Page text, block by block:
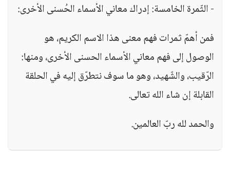
- الثّمرة الخامسة: إدراك معاني الأسماء الحُسنى الأخرى:
فمن أهمّ ثمرات فهم معنى هذا الاسم الكريم، هو
الوصول إلى فهم معاني الأسماء الحسنى الأخرى، ومنها:
الرّقيب، والشّهيد، وهو ما سوف نتطرّق إليه في الحلقة
القابلة إن شاء الله تعالى.
والحمد لله ربّ العالمين.